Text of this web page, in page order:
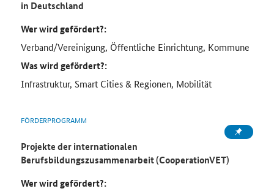
in Deutschland
Wer wird gefördert?:
Verband/Vereinigung, Öffentliche Einrichtung, Kommune
Was wird gefördert?:
Infrastruktur, Smart Cities & Regionen, Mobilität
FÖRDERPROGRAMM
Projekte der internationalen
Berufsbildungszusammenarbeit (CooperationVET)
Wer wird gefördert?: